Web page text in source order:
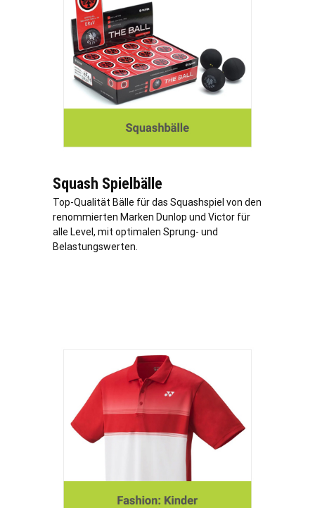
Squash Spielbälle
Top-Qualität Bälle für das Squashspiel von den
renommierten Marken Dunlop und Victor für
alle Level, mit optimalen Sprung- und
Belastungswerten.